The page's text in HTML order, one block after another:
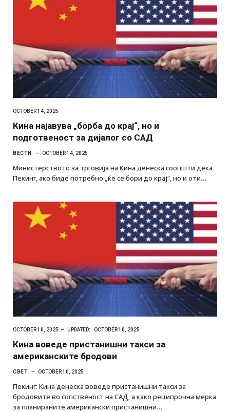
OCTOBER 14, 2025
Кина најавува „борба до крај“, но и
подготвеност за дијалог со САД
ВЕСТИ OCTOBER 14, 2025
Министерството за трговија на Кина денеска соопшти дека
Пекинг, ако биде потребно „ќе се бори до крај“, но и оти…
OCTOBER 10, 2025 UPDATED: OCTOBER 10, 2025
Кина воведе пристанишни такси за
американските бродови
СВЕТ OCTOBER 10, 2025
Пекинг: Кина денеска воведе пристанишни такси за
бродовите во сопственост на САД, а како реципрочна мерка
за планираните американски пристанишни…